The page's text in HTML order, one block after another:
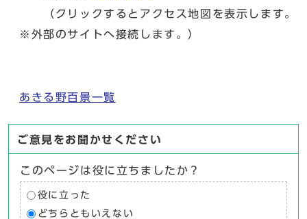
（クリックするとアクセス地図を表示します。
※外部のサイトへ接続します。）
あきる野百景一覧
ご意見をお聞かせください
このページは役に立ちましたか？
役に立った
どちらともいえない